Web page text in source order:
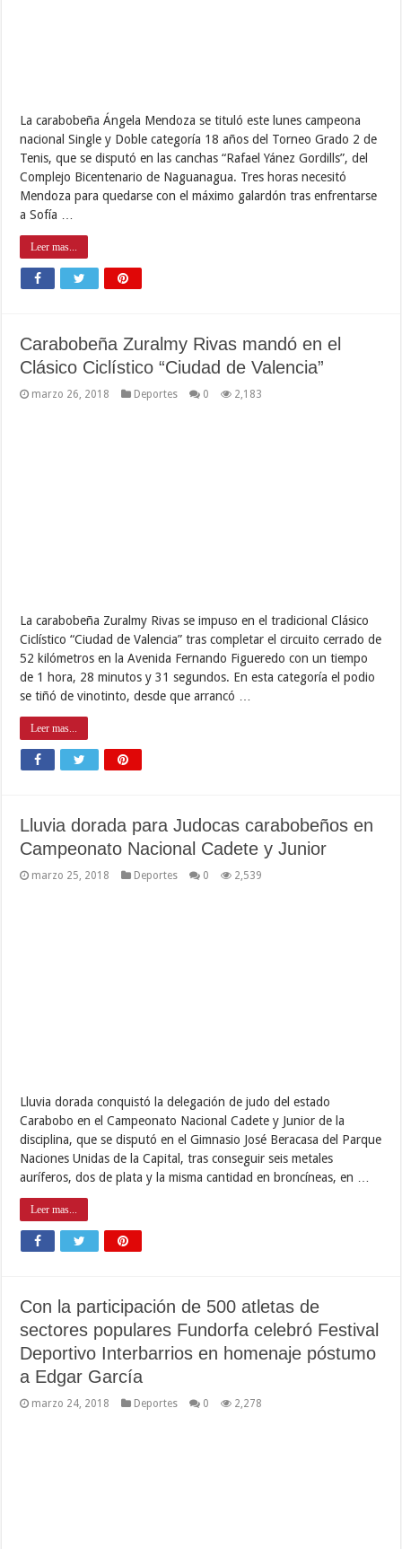
La carabobeña Ángela Mendoza se tituló este lunes campeona
nacional Single y Doble categoría 18 años del Torneo Grado 2 de
Tenis, que se disputó en las canchas “Rafael Yánez Gordills”, del
Complejo Bicentenario de Naguanagua. Tres horas necesitó
Mendoza para quedarse con el máximo galardón tras enfrentarse
a Sofía …
Leer mas...
Carabobeña Zuralmy Rivas mandó en el
Clásico Ciclístico “Ciudad de Valencia”
marzo 26, 2018 Deportes 0 2,183
La carabobeña Zuralmy Rivas se impuso en el tradicional Clásico
Ciclístico “Ciudad de Valencia” tras completar el circuito cerrado de
52 kilómetros en la Avenida Fernando Figueredo con un tiempo
de 1 hora, 28 minutos y 31 segundos. En esta categoría el podio
se tiñó de vinotinto, desde que arrancó …
Leer mas...
Lluvia dorada para Judocas carabobeños en
Campeonato Nacional Cadete y Junior
marzo 25, 2018 Deportes 0 2,539
Lluvia dorada conquistó la delegación de judo del estado
Carabobo en el Campeonato Nacional Cadete y Junior de la
disciplina, que se disputó en el Gimnasio José Beracasa del Parque
Naciones Unidas de la Capital, tras conseguir seis metales
auríferos, dos de plata y la misma cantidad en broncíneas, en …
Leer mas...
Con la participación de 500 atletas de
sectores populares Fundorfa celebró Festival
Deportivo Interbarrios en homenaje póstumo
a Edgar García
marzo 24, 2018 Deportes 0 2,278